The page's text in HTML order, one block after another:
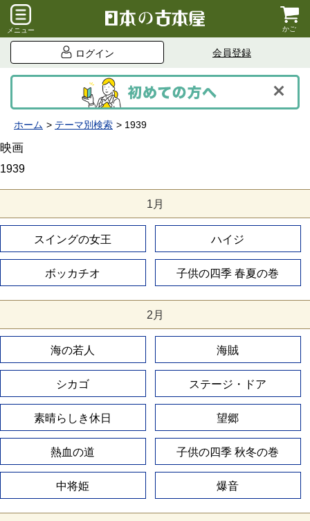
メニュー かご
ログイン 会員登録
ホーム テーマ別検索 1939
映画
1939
1月
スイングの女王 ハイジ
ボッカチオ 子供の四季 春夏の巻
2月
海の若人 海賊
シカゴ ステージ・ドア
素晴らしき休日 望郷
熱血の道 子供の四季 秋冬の巻
中将姫 爆音